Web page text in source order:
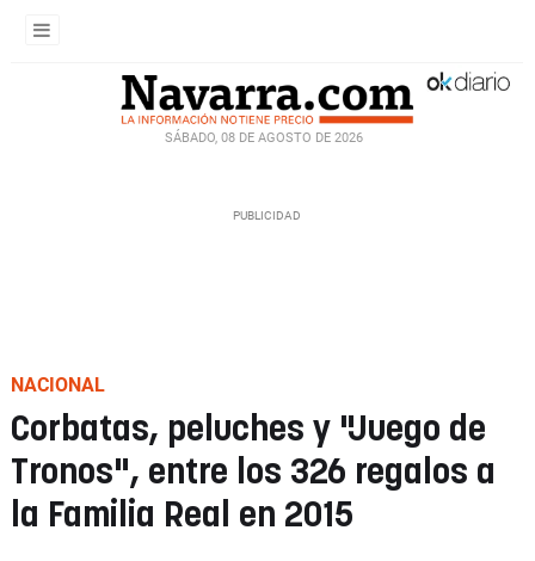
SÁBADO, 08 DE AGOSTO DE 2026
NACIONAL
Corbatas, peluches y "Juego de
Tronos", entre los 326 regalos a
la Familia Real en 2015